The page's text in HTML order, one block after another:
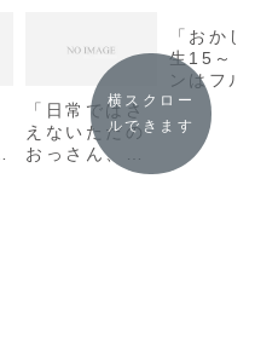
「日常ではさ
えないただの
おっさん、本
当は地上最強
「おか
生15～
ンはフル
がお好き
流望」の
横スクロー
ルできます